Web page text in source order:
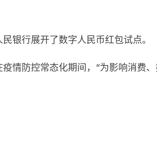
银行展开了数字人民币红包试点。
情防控常态化期间，“为影响消费